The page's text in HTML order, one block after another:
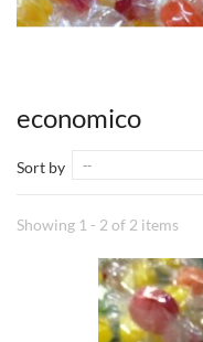
economico
Sort by
Showing 1 - 2 of 2 items